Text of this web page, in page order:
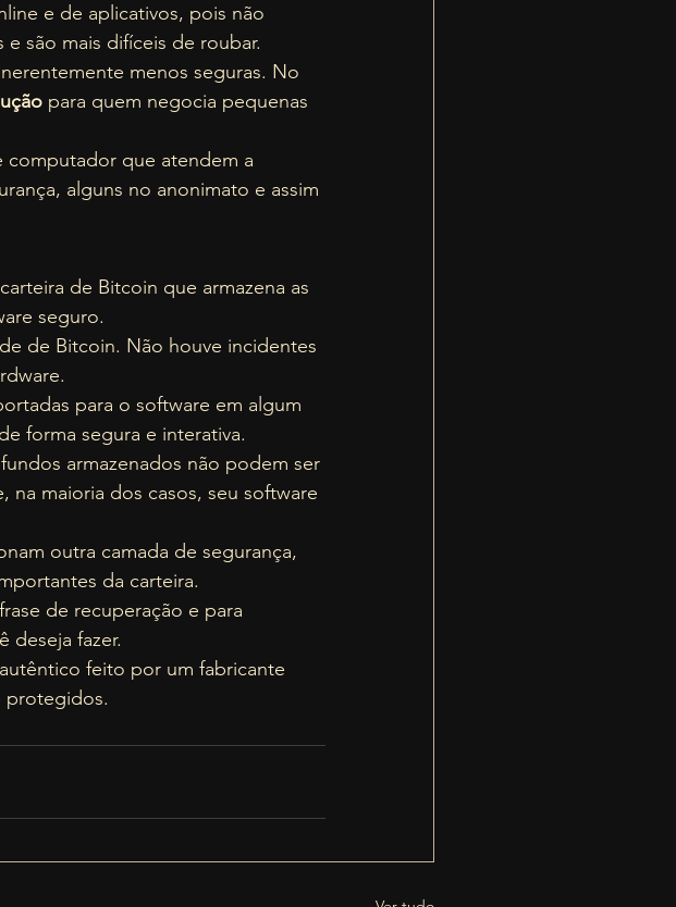
e de aplicativos, pois não
são mais difíceis de roubar.
menos seguras. No
para quem negocia pequenas
computador que atendem a
alguns no anonimato e assim
de Bitcoin que armazena as
seguro.
de Bitcoin. Não houve incidentes
para o software em algum
forma segura e interativa.
armazenados não podem ser
maioria dos casos, seu software
outra camada de segurança,
da carteira.
de recuperação e para
deseja fazer.
feito por um fabricante
protegidos.